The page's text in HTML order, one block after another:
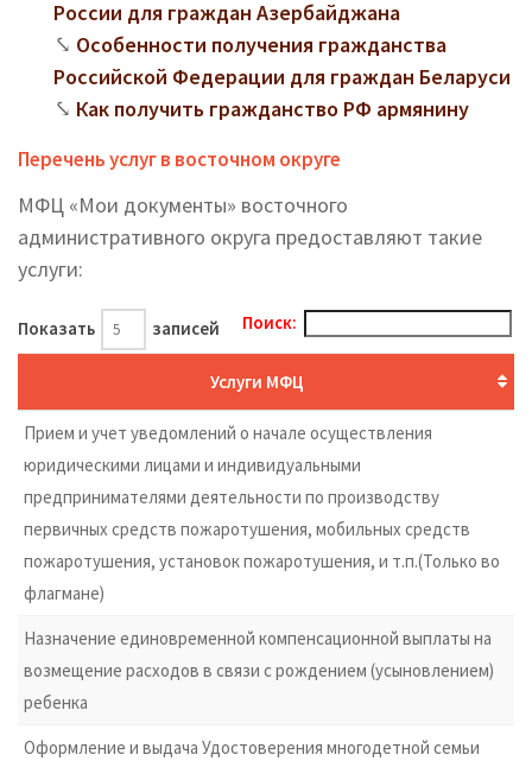
России для граждан Азербайджана
Особенности получения гражданства
Российской Федерации для граждан Беларуси
Как получить гражданство РФ армянину
Перечень услуг в восточном округе
МФЦ «Мои документы» восточного
административного округа предоставляют такие
услуги:
Показать записей Поиск:
Услуги МФЦ
Прием и учет уведомлений о начале осуществления
юридическими лицами и индивидуальными
предпринимателями деятельности по производству
первичных средств пожаротушения, мобильных средств
пожаротушения, установок пожаротушения, и т.п.(Только во
флагмане)
Назначение единовременной компенсационной выплаты на
возмещение расходов в связи с рождением (усыновлением)
ребенка
Оформление и выдача Удостоверения многодетной семьи